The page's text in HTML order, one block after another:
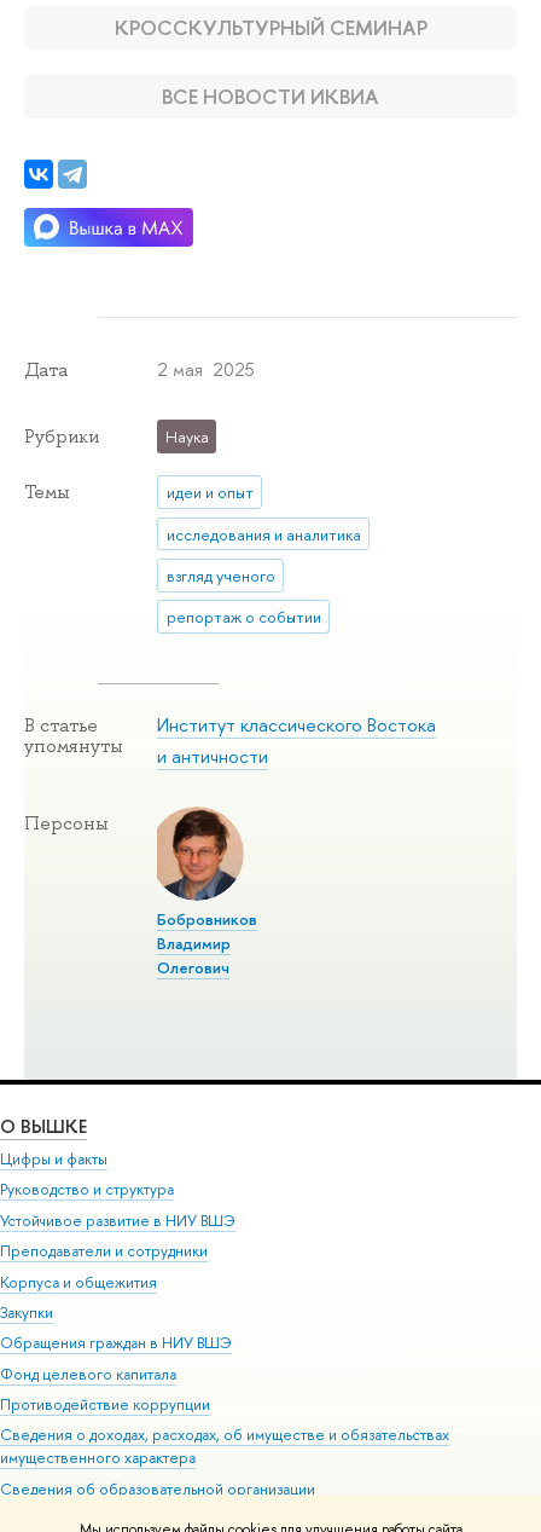
КРОССКУЛЬТУРНЫЙ СЕМИНАР
ВСЕ НОВОСТИ ИКВИА
Дата 2 мая 2025
Рубрики Наука
Темы
идеи и опыт
исследования и аналитика
взгляд ученого
репортаж о событии
В статье
упомянуты
Институт классического Востока
и античности
Персоны
Бобровников
Владимир
Олегович
О ВЫШКЕ
Цифры и факты
Руководство и структура
Устойчивое развитие в НИУ ВШЭ
Преподаватели и сотрудники
Корпуса и общежития
Закупки
Обращения граждан в НИУ ВШЭ
Фонд целевого капитала
Противодействие коррупции
Сведения о доходах, расходах, об имуществе и обязательствах
имущественного характера
Сведения об образовательной организации
Людям с ограниченными возможностями здоровья